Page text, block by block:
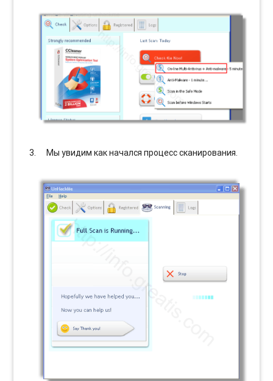
Мы увидим как начался процесс сканирования.